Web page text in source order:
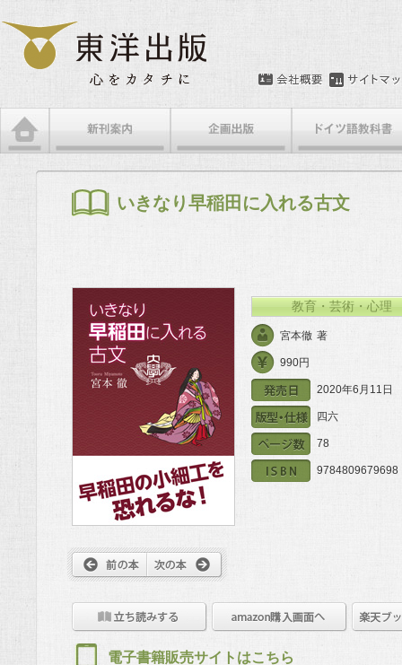
メインメニュー
メインコンテンツへ移動
サブコンテンツへ移動
いきなり早稲田に入れる古文
教育・芸術・心理
宮本徹 著
990円
2020年6月11日
四六
78
9784809679698
電子書籍販売サイトはこちら